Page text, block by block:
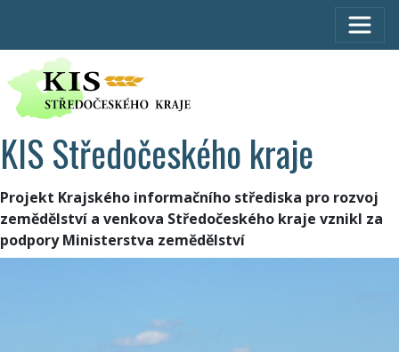
KIS Středočeského kraje
Projekt Krajského informačního střediska pro rozvoj
zemědělství a venkova Středočeského kraje vznikl za
podpory Ministerstva zemědělství